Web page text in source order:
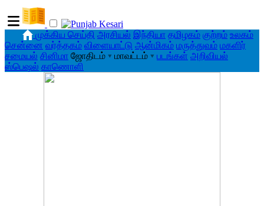
முக்கிய செய்தி அரசியல் இந்தியா தமிழகம் குற்றம் உலகம்
சென்னை வர்த்தகம் விளையாட்டு ஆன்மிகம் மருத்துவம் மகளிர்
சமையல் சினிமா ஜோதிடம் ▾ மாவட்டம் ▾ படங்கள் அறிவியல்
ஸ்பெஷல் காணொளி